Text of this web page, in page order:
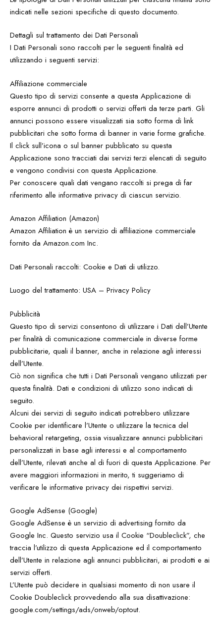
indicati nelle sezioni specifiche di questo documento.
Dettagli sul trattamento dei Dati Personali
I Dati Personali sono raccolti per le seguenti finalità ed
utilizzando i seguenti servizi:
Affiliazione commerciale
Questo tipo di servizi consente a questa Applicazione di
esporre annunci di prodotti o servizi offerti da terze parti. Gli
annunci possono essere visualizzati sia sotto forma di link
pubblicitari che sotto forma di banner in varie forme grafiche.
Il click sull’icona o sul banner pubblicato su questa
Applicazione sono tracciati dai servizi terzi elencati di seguito
e vengono condivisi con questa Applicazione.
Per conoscere quali dati vengano raccolti si prega di far
riferimento alle informative privacy di ciascun servizio.
Amazon Affiliation (Amazon)
Amazon Affiliation è un servizio di affiliazione commerciale
fornito da Amazon.com Inc.
Dati Personali raccolti: Cookie e Dati di utilizzo.
Luogo del trattamento: USA – Privacy Policy
Pubblicità
Questo tipo di servizi consentono di utilizzare i Dati dell’Utente
per finalità di comunicazione commerciale in diverse forme
pubblicitarie, quali il banner, anche in relazione agli interessi
dell’Utente.
Ciò non significa che tutti i Dati Personali vengano utilizzati per
questa finalità. Dati e condizioni di utilizzo sono indicati di
seguito.
Alcuni dei servizi di seguito indicati potrebbero utilizzare
Cookie per identificare l’Utente o utilizzare la tecnica del
behavioral retargeting, ossia visualizzare annunci pubblicitari
personalizzati in base agli interessi e al comportamento
dell’Utente, rilevati anche al di fuori di questa Applicazione. Per
avere maggiori informazioni in merito, ti suggeriamo di
verificare le informative privacy dei rispettivi servizi.
Google AdSense (Google)
Google AdSense è un servizio di advertising fornito da
Google Inc. Questo servizio usa il Cookie “Doubleclick”, che
traccia l’utilizzo di questa Applicazione ed il comportamento
dell’Utente in relazione agli annunci pubblicitari, ai prodotti e ai
servizi offerti.
L’Utente può decidere in qualsiasi momento di non usare il
Cookie Doubleclick provvedendo alla sua disattivazione:
google.com/settings/ads/onweb/optout.